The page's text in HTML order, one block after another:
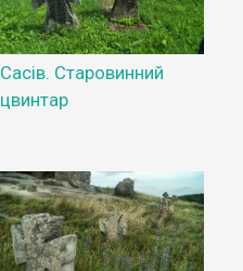
Сасів. Старовинний
цвинтар